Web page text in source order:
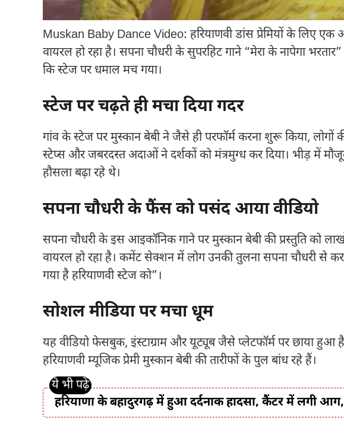
Muskan Baby Dance Video: हरियाणवी डांस प्रेमियों के लिए एक
वायरल हो रहा है। सपना चौधरी के सुपरहिट गाने “मेरा के नापेगा
कि स्टेज पर धमाल मच गया।
स्टेज पर चढ़ते ही मचा दिया गदर
गांव के स्टेज पर मुस्कान बेबी ने जैसे ही परफॉर्म करना शुरू किया,
स्टेप्स और जबरदस्त अदाओं ने दर्शकों को मंत्रमुग्ध कर दिया। भीड़ में
हौसला बढ़ा रहे थे।
सपना चौधरी के फैंस को पसंद आया वीडियो
सपना चौधरी के इस आइकॉनिक गाने पर मुस्कान बेबी की प्रस्तुति को
वायरल हो रहा है। कमेंट सेक्शन में लोग उनकी तुलना सपना चौधरी से
गया है हरियाणवी स्टेज को”।
सोशल मीडिया पर मचा धूम
यह वीडियो फेसबुक, इंस्टाग्राम और यूट्यूब जैसे प्लेटफॉर्म पर छाया
हरियाणवी म्यूजिक प्रेमी मुस्कान बेबी की तारीफों के पुल बांध रहे हैं।
हरियाणा के बहादुरगढ़ में हुआ दर्दनाक हादसा, कैंटर में लगी आग,